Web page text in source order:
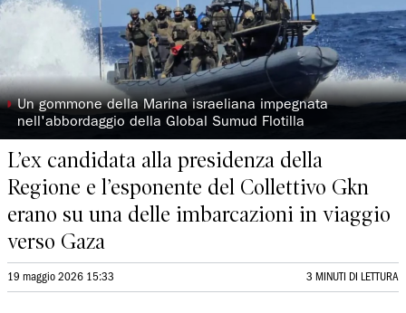
◗Un gommone della Marina israeliana impegnata
nell'abbordaggio della Global Sumud Flotilla
L’ex candidata alla presidenza della
Regione e l’esponente del Collettivo Gkn
erano su una delle imbarcazioni in viaggio
verso Gaza
19 maggio 2026 15:33 3 MINUTI DI LETTURA